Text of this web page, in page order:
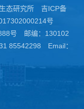
态研究所 吉ICP备
号
号 邮编：130102
85542298 Email：